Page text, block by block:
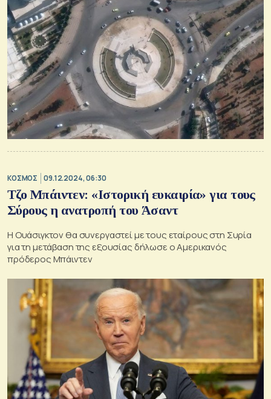
ΚΟΣΜΟΣ 09.12.2024, 06:30
Τζο Μπάιντεν: «Ιστορική ευκαιρία» για τους
Σύρους η ανατροπή του Άσαντ
Η Ουάσιγκτον θα συνεργαστεί με τους εταίρους στη Συρία
για τη μετάβαση της εξουσίας δήλωσε ο Αμερικανός
πρόδερος Μπάιντεν